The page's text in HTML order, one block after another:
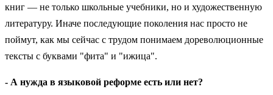
книг — не только школьные учебники, но и художественную
литературу. Иначе последующие поколения нас просто не
поймут, как мы сейчас с трудом понимаем дореволюционные
тексты с буквами "фита" и "ижица".
- А нужда в языковой реформе есть или нет?